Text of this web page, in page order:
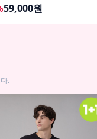
59,000원
.